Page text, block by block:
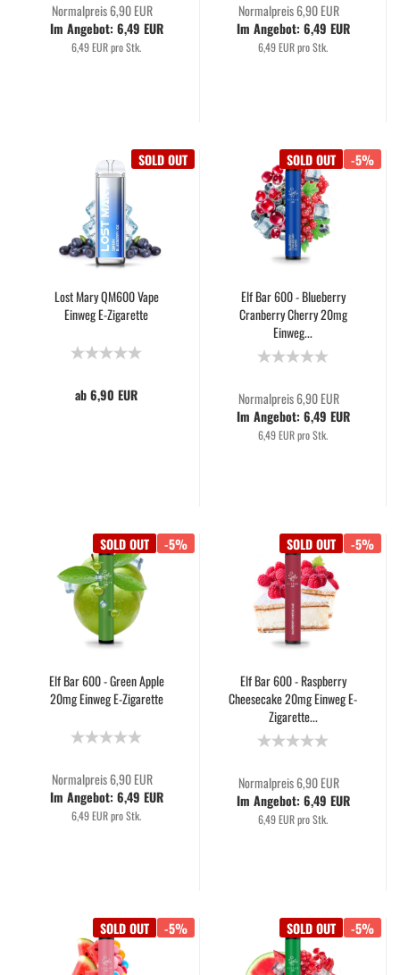
Normalpreis 6,90 EUR
Im Angebot: 6,49 EUR
6,49 EUR pro Stk.
Normalpreis 6,90 EUR
Im Angebot: 6,49 EUR
6,49 EUR pro Stk.
SOLD OUT
Lost Mary QM600 Vape
Einweg E-Zigarette
ab 6,90 EUR
SOLD OUT -5%
Elf Bar 600 - Blueberry
Cranberry Cherry 20mg
Einweg...
Normalpreis 6,90 EUR
Im Angebot: 6,49 EUR
6,49 EUR pro Stk.
SOLD OUT -5%
Elf Bar 600 - Green Apple
20mg Einweg E-Zigarette
Normalpreis 6,90 EUR
Im Angebot: 6,49 EUR
6,49 EUR pro Stk.
SOLD OUT -5%
Elf Bar 600 - Raspberry
Cheesecake 20mg Einweg E-
Zigarette...
Normalpreis 6,90 EUR
Im Angebot: 6,49 EUR
6,49 EUR pro Stk.
SOLD OUT -5% SOLD OUT -5%